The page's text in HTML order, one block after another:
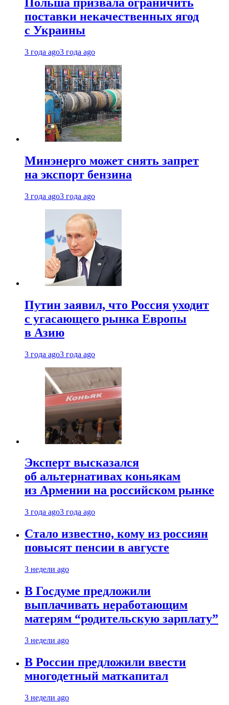
поставки некачественных ягод
с Украины
3 года ago3 года ago
Минэнерго может снять запрет
на экспорт бензина
3 года ago3 года ago
Путин заявил, что Россия уходит
с угасающего рынка Европы
в Азию
3 года ago3 года ago
Эксперт высказался
об альтернативах коньякам
из Армении на российском рынке
3 года ago3 года ago
Стало известно, кому из россиян
повысят пенсии в августе
3 недели ago
В Госдуме предложили
выплачивать неработающим
матерям “родительскую зарплату”
3 недели ago
В России предложили ввести
многодетный маткапитал
3 недели ago